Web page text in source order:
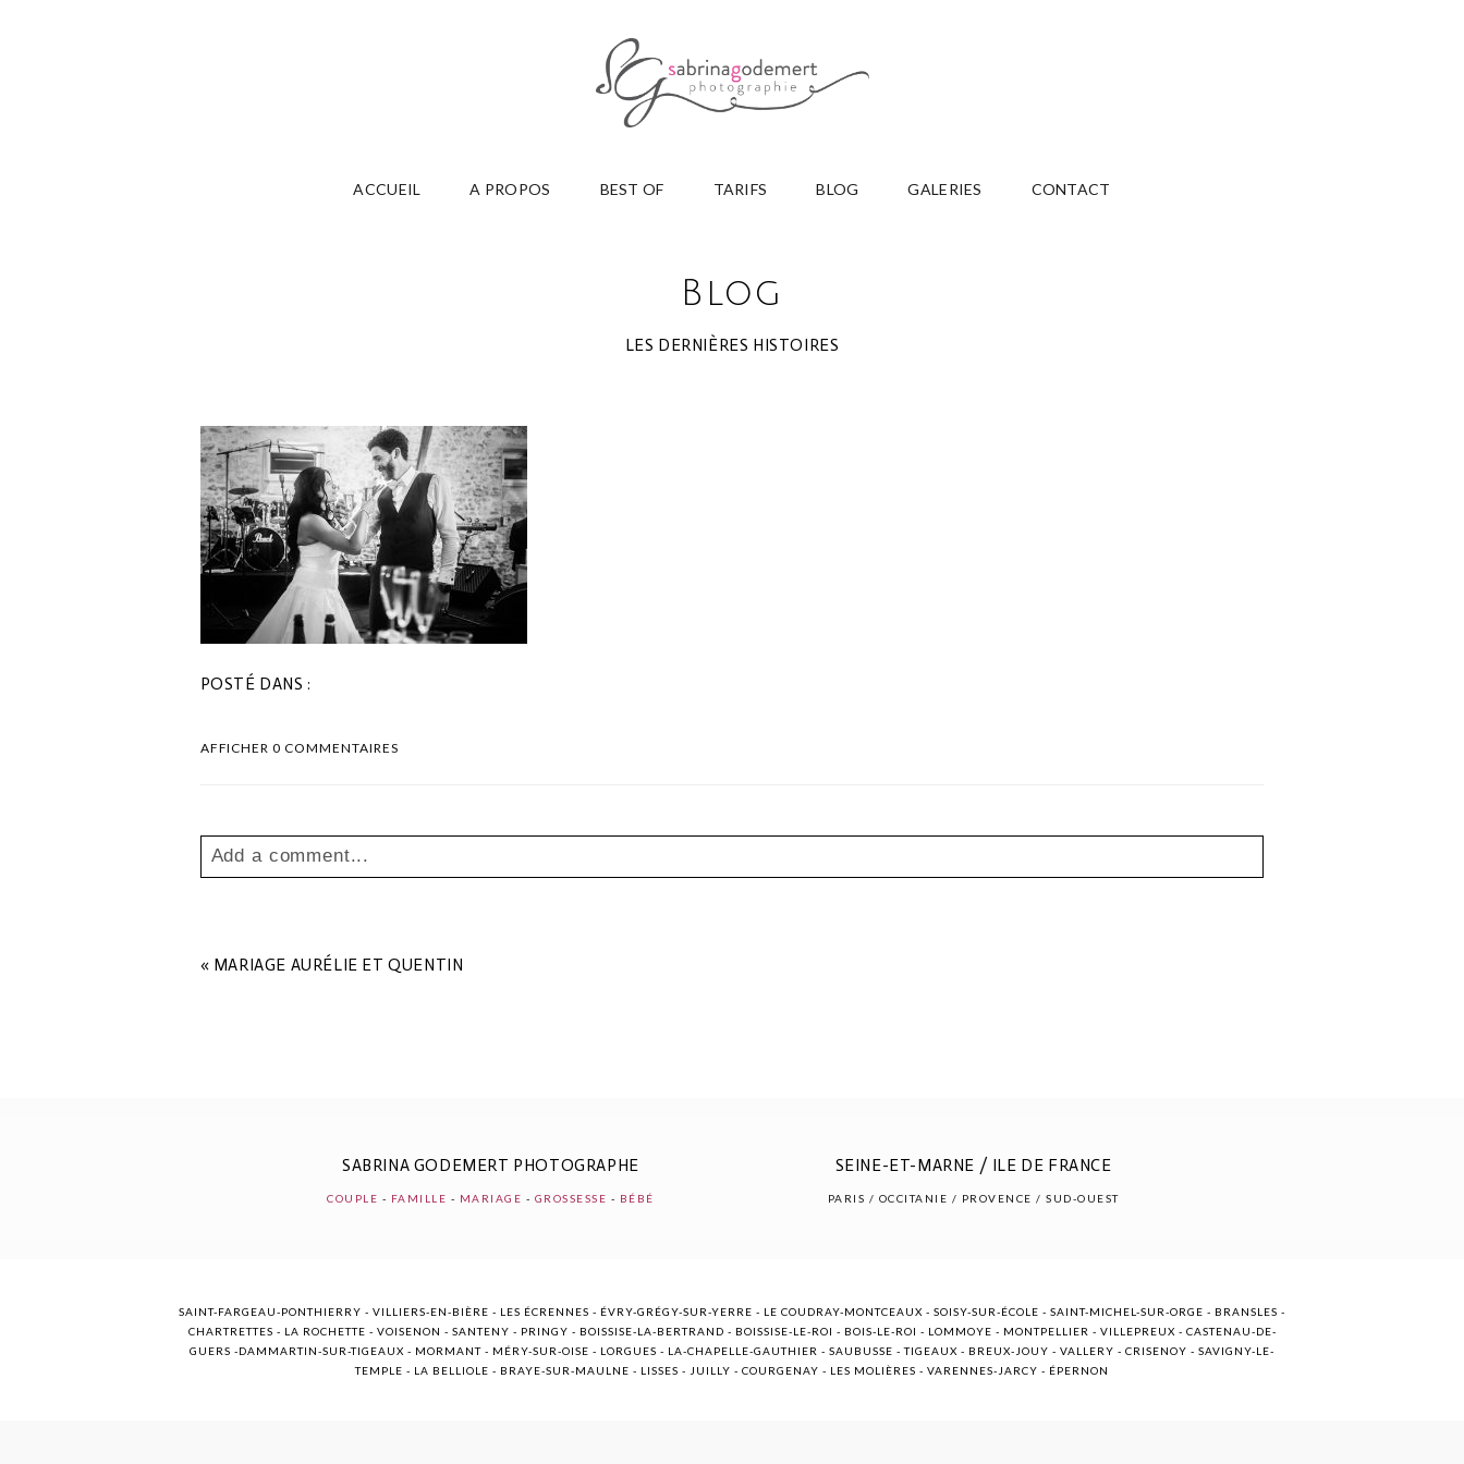
ACCUEIL A PROPOS BEST OF TARIFS BLOG GALERIES CONTACT
Blog
LES DERNIÈRES HISTOIRES
POSTÉ DANS :
AFFICHER0 COMMENTAIRES
Add a comment...
« MARIAGE AURÉLIE ET QUENTIN
SABRINA GODEMERT PHOTOGRAPHE
COUPLE - FAMILLE - MARIAGE - GROSSESSE - BÉBÉ
SEINE-ET-MARNE / ILE DE FRANCE
PARIS / OCCITANIE / PROVENCE / SUD-OUEST
SAINT-FARGEAU-PONTHIERRY - VILLIERS-EN-BIÈRE - LES ÉCRENNES - ÉVRY-GRÉGY-SUR-YERRE - LE COUDRAY-MONTCEAUX - SOISY-SUR-ÉCOLE - SAINT-MICHEL-SUR-ORGE - BRANSLES -
CHARTRETTES - LA ROCHETTE - VOISENON - SANTENY - PRINGY - BOISSISE-LA-BERTRAND - BOISSISE-LE-ROI - BOIS-LE-ROI - LOMMOYE - MONTPELLIER - VILLEPREUX - CASTENAU-DE-
GUERS -DAMMARTIN-SUR-TIGEAUX - MORMANT - MÉRY-SUR-OISE - LORGUES - LA-CHAPELLE-GAUTHIER - SAUBUSSE - TIGEAUX - BREUX-JOUY - VALLERY - CRISENOY - SAVIGNY-LE-
TEMPLE - LA BELLIOLE - BRAYE-SUR-MAULNE - LISSES - JUILLY - COURGENAY - LES MOLIÈRES - VARENNES-JARCY - ÉPERNON